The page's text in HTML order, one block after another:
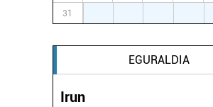
31
EGURALDIA
Irun